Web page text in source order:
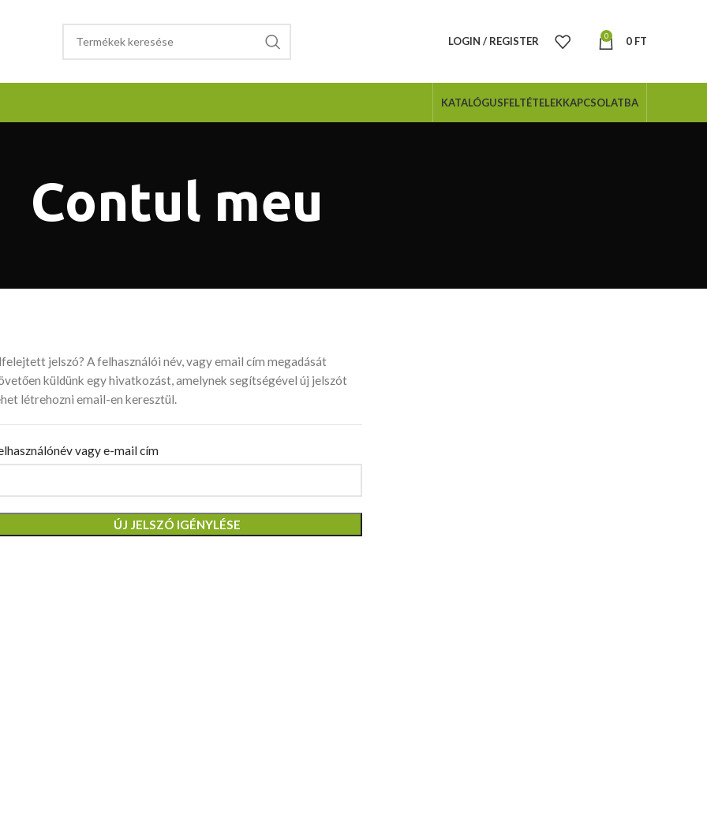
LOGIN / REGISTER 0 0 FT
KATALÓGUSFELTÉTELEKKAPCSOLATBA
Contul meu
jelszó? A felhasználói név, vagy email cím megadását
küldünk egy hivatkozást, amelynek segítségével új jelszót
létrehozni email-en keresztül.
vagy e-mail cím
ÚJ JELSZÓ IGÉNYLÉSE